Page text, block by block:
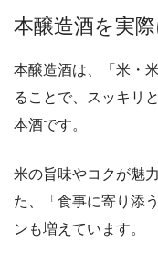
本醸造酒を実
本醸造酒は、「米・
ることで、スッキリ
本酒です。
米の旨味やコクが魅
た、「食事に寄り添
ンも増えています。